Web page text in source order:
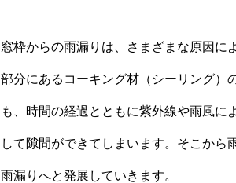
窓枠からの雨漏りは、さまざまな原因に
部分にあるコーキング材（シーリング）
も、時間の経過とともに紫外線や雨風に
して隙間ができてしまいます。そこから
雨漏りへと発展していきます。